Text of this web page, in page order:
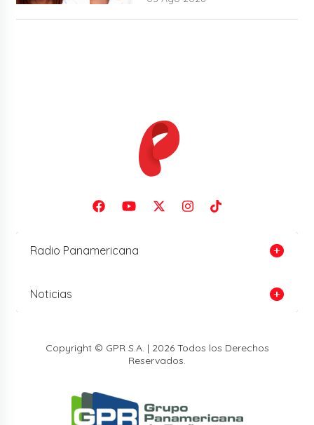
Radio Panamericana
Noticias
Copyright © GPR S.A. | 2026 Todos los Derechos
Reservados.